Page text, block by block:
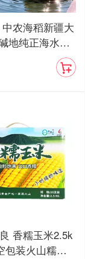
农海稻新疆大
地纯正海水稻
香糯玉米2.5k
包装火山糯玉